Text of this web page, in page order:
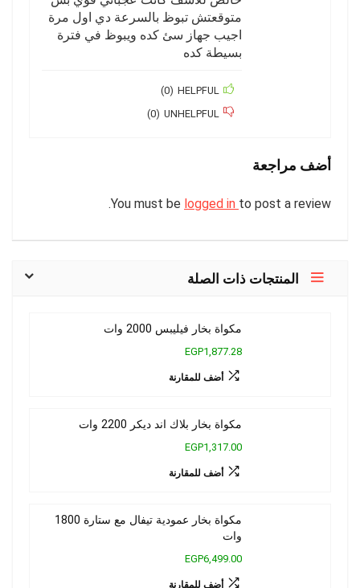
متوقعتش تبوظ بالسرعة دي اول مرة
اجيب جهاز سئ كده ويبوظ في فترة
بسيطة كده
HELPFUL
(
0
)
UNHELPFUL
(
0
)
أضف مراجعة
You must be logged in to post a review.
المنتجات ذات الصلة
مكواة بخار فيليبس 2000 وات
EGP1,877.28
أضف للمقارنة
مكواة بخار بلاك اند ديكر 2200 وات
EGP1,317.00
أضف للمقارنة
مكواة بخار عمودية تيفال مع ستارة 1800
وات
EGP6,499.00
أضف للمقارنة